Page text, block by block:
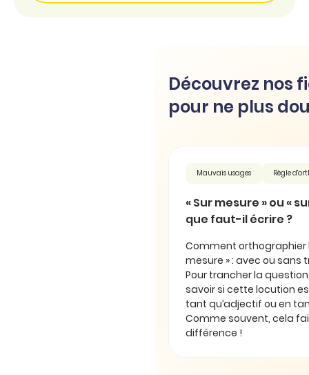
Découvrez nos
pour ne plus
Mauvais usages Règle
« Sur mesure » ou «
que faut-il écrire ?
Comment orthographier
mesure » : avec ou sans
Pour trancher la
savoir si cette locution
tant qu’adjectif ou en
Comme souvent, cela
différence !